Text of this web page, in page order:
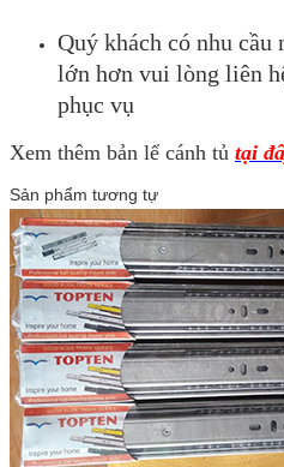
Quý khách có nhu cầu
lớn hơn vui lòng liên
phục vụ
Xem thêm bản lể cánh tủ tại
Sản phẩm tương tự